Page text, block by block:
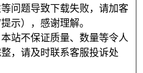
问题导致下载失败，请加客
示），感谢理解。
站不保证质量、数量等令人
，请及时联系客服投诉处